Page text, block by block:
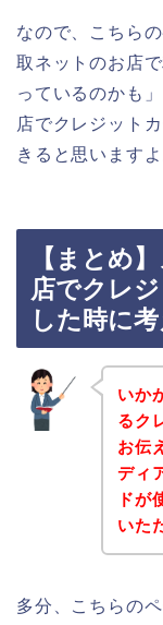
なので、こちら
取ネットのお店
っているのかも
店でクレジット
きると思いますよ
【まとめ
店でクレ
した時に
いか
るク
お伝
ディ
ドが
いた
多分、こちらの